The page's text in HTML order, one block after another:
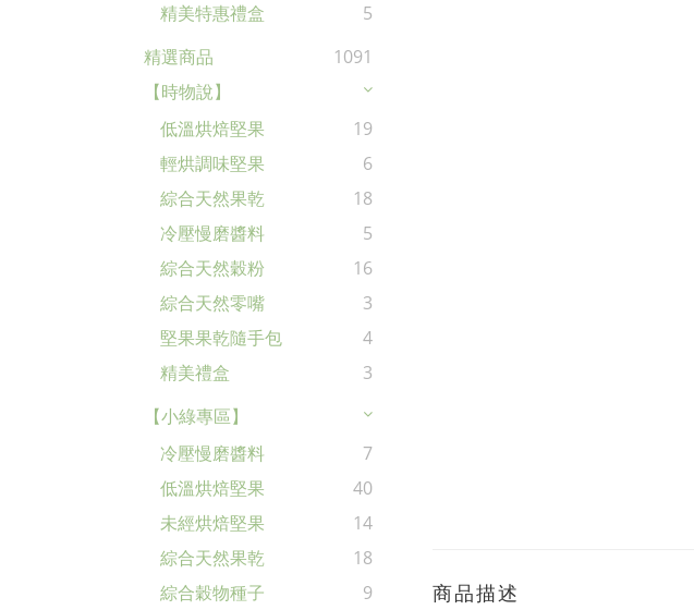
精美特惠禮盒
5
精選商品
1091
【時物說】
低溫烘焙堅果
19
輕烘調味堅果
6
綜合天然果乾
18
冷壓慢磨醬料
5
綜合天然穀粉
16
綜合天然零嘴
3
堅果果乾隨手包
4
精美禮盒
3
【小綠專區】
冷壓慢磨醬料
7
低溫烘焙堅果
40
未經烘焙堅果
14
綜合天然果乾
18
綜合穀物種子
9
商品描述